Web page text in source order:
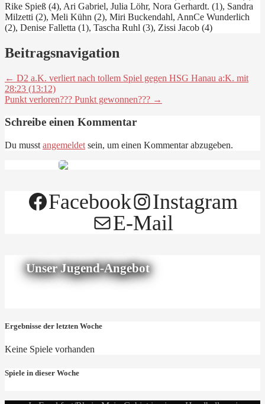
Rike Spieß (4), Ari Gabriel, Julia Löhr, Nora Gerhardt. (1), Sandra
Milzetti (2), Meli Kühn (2), Miri Buckendahl, AnnCe Wunderlich
(2), Denise Falletta (1), Tascha Ruhl (3), Zissi Jacob (4)
Beitragsnavigation
← D2 a.K. verliert nach tollem Spiel gegen HSG Hanau a:K. mit
28:23 (13:12)
Punkt verloren??? Punkt gewonnen??? →
Schreibe einen Kommentar
Du musst angemeldet sein, um einen Kommentar abzugeben.
Facebook
Instagram
E-Mail
Unser Jugend-Angebot
Ergebnisse der letzten Woche
Keine Spiele vorhanden
Spiele in dieser Woche